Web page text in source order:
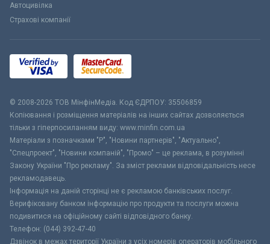
Автоцивілка
Страхові компанії
© 2008-2026 ТОВ МiнфiнМедiа. Код ЄДРПОУ: 35506859
Копіювання і розміщення матеріалів на інших сайтах дозволяється
тільки з гіперпосиланням виду: www.minfin.com.ua
Матеріали з позначками "Р", "Новини партнерів", "Актуально",
"Спецпроект", "Новини компаній", "Промо" – це реклама, в розумінні
Закону України "Про рекламу". За зміст реклами відповідальність несе
рекламодавець.
Інформація на даній сторінці не є рекламою банківських послуг.
Верифіковану банком інформацію про продукти та послуги можна
подивитися на офіційному сайті відповідного банку.
Телефон: (044) 392-47-40
Дзвінок в межах території України з усіх номерів операторів мобільного